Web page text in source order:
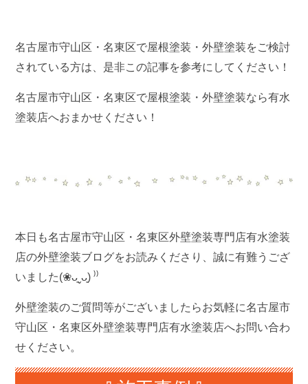
名古屋市守山区・名東区で屋根塗装・外壁塗装をご検討
されている方は、是非この記事を参考にしてください！
名古屋市守山区・名東区で屋根塗装・外壁塗装なら有水
塗装店へおまかせください！
本日も名古屋市守山区・名東区外壁塗装専門店有水塗装
店の外壁塗装ブログをお読みくださり、誠に有難うござ
いました(❀ᴗ͈ˬᴗ͈) ⁾⁾
外壁塗装のご質問等がございましたらお気軽に名古屋市
守山区・名東区外壁塗装専門店有水塗装店へお問い合わ
せください。